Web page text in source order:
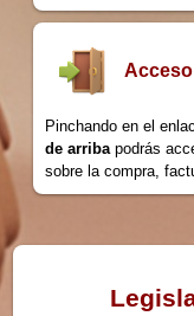
Pinchando en el
de arriba podrás
sobre la compra,